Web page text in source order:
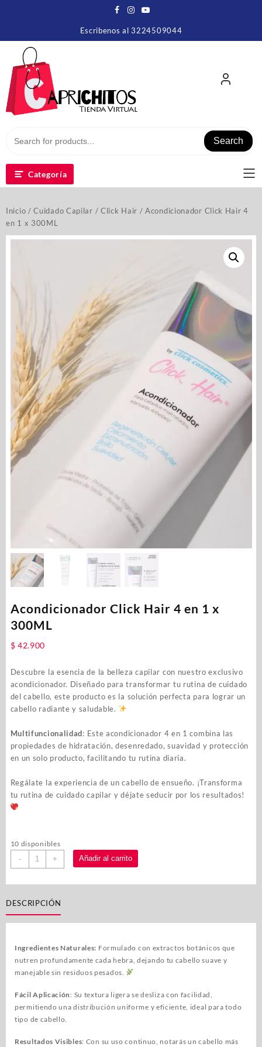
Escribenos al 3224509044
Search
Categoría
Inicio /Cuidado Capilar / Click Hair / Acondicionador Click Hair 4
en 1 x 300ML
Acondicionador Click Hair 4 en 1 x
300ML
$ 42.900
Descubre la esencia de la belleza capilar con nuestro exclusivo
acondicionador. Diseñado para transformar tu rutina de cuidado
del cabello, este producto es la solución perfecta para lograr un
cabello radiante y saludable.
Multifuncionalidad: Este acondicionador 4 en 1 combina las
propiedades de hidratación, desenredado, suavidad y protección
en un solo producto, facilitando tu rutina diaria.
Regálate la experiencia de un cabello de ensueño. ¡Transforma
tu rutina de cuidado capilar y déjate seducir por los resultados!
10 disponibles
-
+ Añadir al carrito
DESCRIPCIÓN
Ingredientes Naturales: Formulado con extractos botánicos que
nutren profundamente cada hebra, dejando tu cabello suave y
manejable sin residuos pesados.
Fácil Aplicación: Su textura ligera se desliza con facilidad,
permitiendo una distribución uniforme y eficiente, ideal para todo
tipo de cabello.
Resultados Visibles: Con su uso continuo, notarás un cabello más